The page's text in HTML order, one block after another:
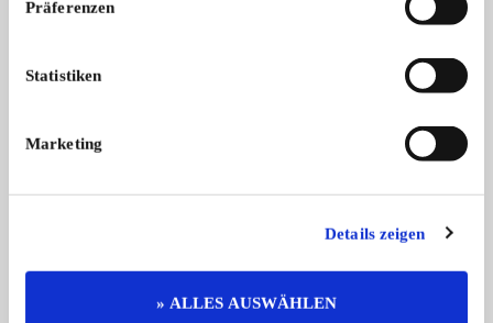
Präferenzen
Statistiken
Marketing
Details zeigen
» ALLES AUSWÄHLEN
Preis auf Anfrage
Das könnte Sie auch interessieren
ALLE ANZEIGEN